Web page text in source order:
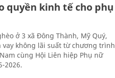
quyền kinh tế cho phụ
ở 3 xã Đông Thành, Mỹ Quý,
vay không lãi suất từ chương trình
cùng Hội Liên hiệp Phụ nữ
2026.